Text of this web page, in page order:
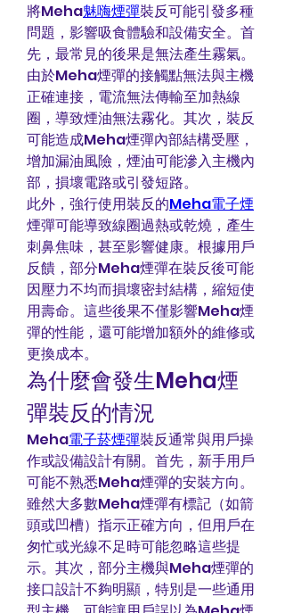
將Meha魅嗨煙彈裝反可能引發多種
問題，影響吸食體驗和設備安全。首
先，最常見的後果是無法產生霧氣。
由於Meha煙彈的接觸點無法與主機
正確連接，電流無法傳輸至加熱線
圈，導致煙油無法霧化。其次，裝反
可能造成Meha煙彈內部結構受壓，
增加漏油風險，煙油可能滲入主機內
部，損壞電路或引發短路。
此外，強行使用裝反的Meha電子煙
煙彈可能導致線圈過熱或乾燒，產生
刺鼻焦味，甚至影響健康。根據用戶
反饋，部分Meha煙彈在裝反後可能
因壓力不均而損壞密封結構，縮短使
用壽命。這些後果不僅影響Meha煙
彈的性能，還可能增加額外的維修或
更換成本。
為什麼會發生Meha煙
彈裝反的情況
Meha電子菸煙彈裝反通常與用戶操
作或設備設計有關。首先，新手用戶
可能不熟悉Meha煙彈的安裝方向。
雖然大多數Meha煙彈有標記（如箭
頭或凹槽）指示正確方向，但用戶在
匆忙或光線不足時可能忽略這些提
示。其次，部分主機與Meha煙彈的
接口設計不夠明顯，特別是一些通用